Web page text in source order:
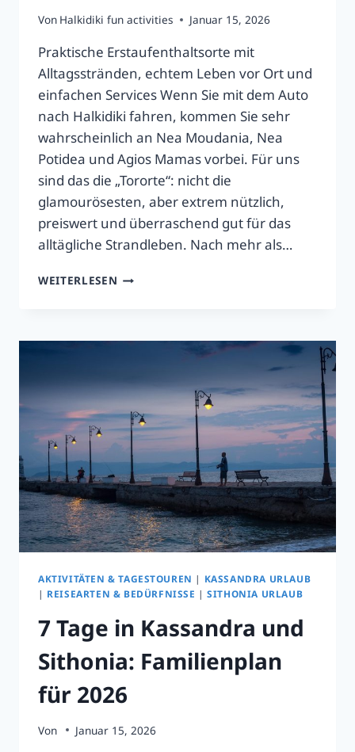
Von Halkidiki fun activities Januar 15, 2026
Praktische Erstaufenthaltsorte mit
Alltagsstränden, echtem Leben vor Ort und
einfachen Services Wenn Sie mit dem Auto
nach Halkidiki fahren, kommen Sie sehr
wahrscheinlich an Nea Moudania, Nea
Potidea und Agios Mamas vorbei. Für uns
sind das die „Tororte“: nicht die
glamourösesten, aber extrem nützlich,
preiswert und überraschend gut für das
alltägliche Strandleben. Nach mehr als…
WEITERLESEN POTIDEA,
AGIOS
TORORTE
UND
ALLTAGSTRÄNDE
IN
HALKIDIKI
AKTIVITÄTEN & TAGESTOUREN | KASSANDRA URLAUB
| REISEARTEN & BEDÜRFNISSE |SITHONIA URLAUB
7 Tage in Kassandra und
Sithonia: Familienplan
für 2026
Von Januar 15, 2026